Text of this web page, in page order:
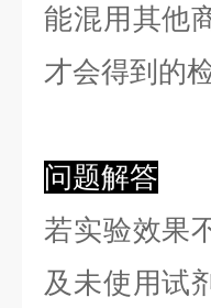
能混用其他
才会得到的
问题解答
若实验效果
及未使用试